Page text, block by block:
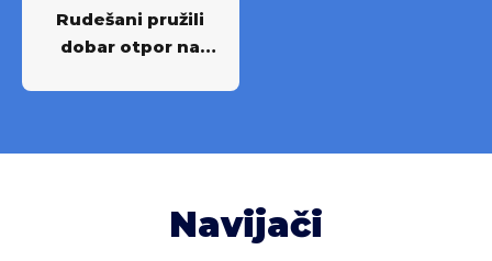
Rudešani pružili
dobar otpor na
Navijači